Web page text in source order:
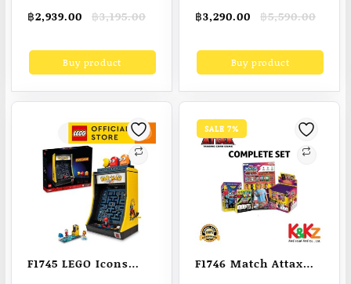
ตักไอติม แซนวิช
ใหญ่ 35x22x20cm ของ
ไม้ USA คุณภาพดี
ปลอดภัย100% ทนทาน
Melissa & Doug Ice
Cream Counter
Sandwich Pizza BBQ
9286/31650/9269/9465
ไอสกรีม ไอสครีม
฿3,195.00
Original
was:
฿3,195.00.
฿2,939.00
Current
is:
฿2,939.00.Buy product
บ้านของเล่น 3ชั้น บ้าน
หลายห้องมาพร้อม
เสริมพัฒนาการ
Luxury 3 storey Villa
฿5,590.00
Original
was:
฿5,590.00.
฿3,290.00
Current
is:
฿3,290.00.Buy product
F1745 LEGO Icons
SALE 7%
F1746 Match Attax